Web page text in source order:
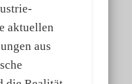
aktuellen
aus